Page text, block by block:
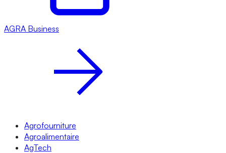
AGRA Business
Agrofourniture
Agroalimentaire
AgTech